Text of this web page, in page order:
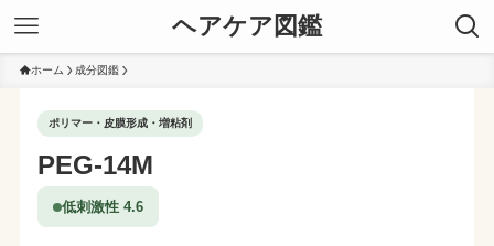
ヘアケア図鑑
ホーム 成分図鑑
ポリマー・皮膜形成・増粘剤
PEG-14M
低刺激性 4.6